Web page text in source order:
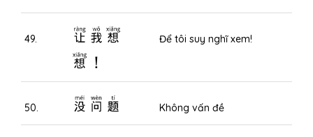
49.
让我想
想！
Để tôi suy nghĩ xem!
50. 没问题 Không vấn đề